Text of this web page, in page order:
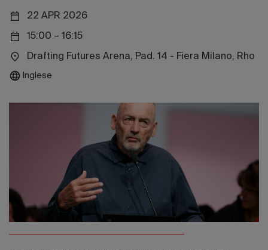
22 APR 2026
15:00 – 16:15
Drafting Futures Arena, Pad. 14 - Fiera Milano, Rho
Inglese